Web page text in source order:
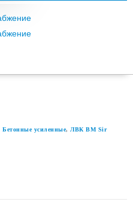
Бетонные усиленные, ЛВК ВМ Sir